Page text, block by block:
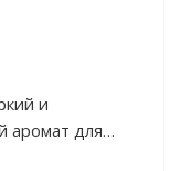
и
аромат для
энергию и